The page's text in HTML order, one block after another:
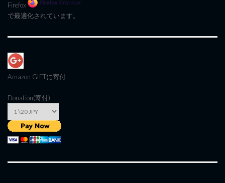
Firefox
で最適化されています。
Amazon GIFTに寄付
Donation(寄付)